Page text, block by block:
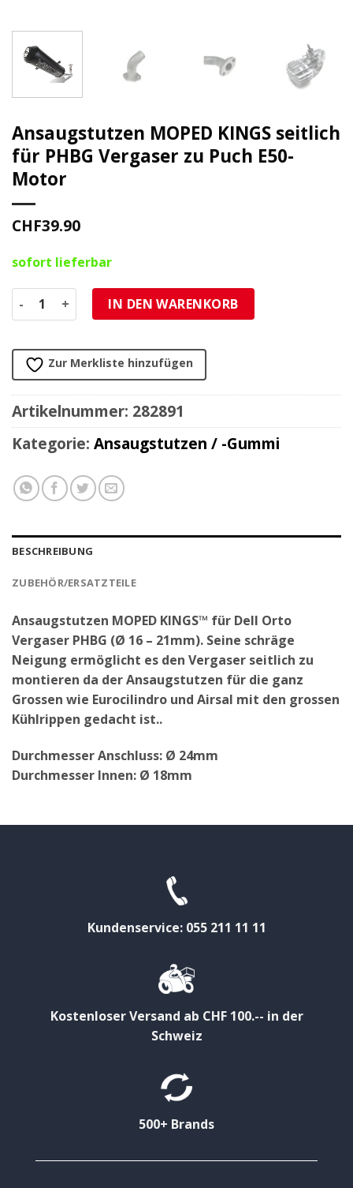
Ansaugstutzen MOPED KINGS seitlich
für PHBG Vergaser zu Puch E50-
Motor
CHF39.90
sofort lieferbar
Ansaugstutzen MOPED KINGS seitlich für PHBG Vergaser
IN DEN WARENKORB
Zur Merkliste hinzufügen
Artikelnummer: 282891
Kategorie: Ansaugstutzen / -Gummi
BESCHREIBUNG
ZUBEHÖR/ERSATZTEILE
Ansaugstutzen MOPED KINGS™ für Dell Orto
Vergaser PHBG (Ø 16 – 21mm). Seine schräge
Neigung ermöglicht es den Vergaser seitlich zu
montieren da der Ansaugstutzen für die ganz
Grossen wie Eurocilindro und Airsal mit den grossen
Kühlrippen gedacht ist..
Durchmesser Anschluss: Ø 24mm
Durchmesser Innen: Ø 18mm
Kundenservice: 055 211 11 11
Kostenloser Versand ab CHF 100.-- in der
Schweiz
500+ Brands